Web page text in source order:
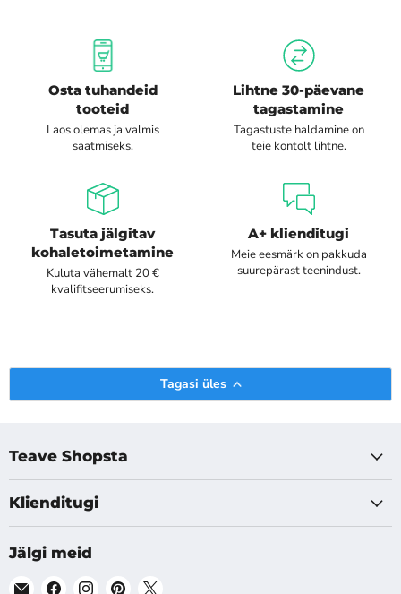
Osta tuhandeid
tooteid
Laos olemas ja valmis
saatmiseks.
Lihtne 30-päevane
tagastamine
Tagastuste haldamine on
teie kontolt lihtne.
Tasuta jälgitav
kohaletoimetamine
Kuluta vähemalt 20 €
kvalifitseerumiseks.
A+ klienditugi
Meie eesmärk on pakkuda
suurepärast teenindust.
Tagasi üles
Teave Shopsta
Klienditugi
Jälgi meid
Leia Leia Leia Leia